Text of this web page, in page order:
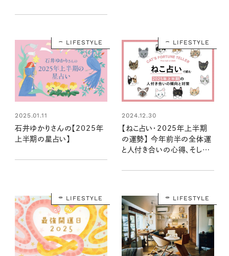
LIFESTYLE
2025.01.11
石井ゆかりさんの【2025年
上半期の星占い】
LIFESTYLE
2024.12.30
【ねこ占い・2025年上半期
の運勢】 今年前半の全体運
と人付き合いの心得、そして
LIFESTYLE LIFESTYLE